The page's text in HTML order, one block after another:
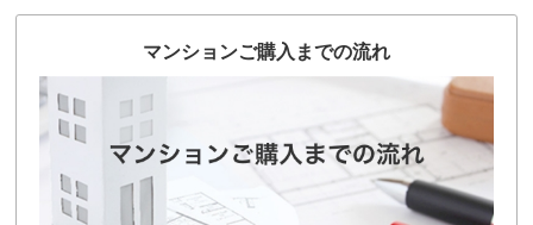
マンションご購入までの流れ